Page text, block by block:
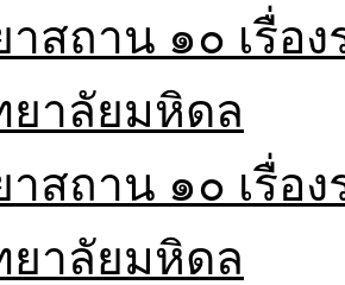
สถาน ๑๐ เรื่อ
ยาลัยมหิดล
สถาน ๑๐ เรื่อ
ยาลัยมหิดล